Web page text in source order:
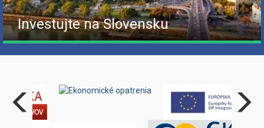
Investujte na Slovensku